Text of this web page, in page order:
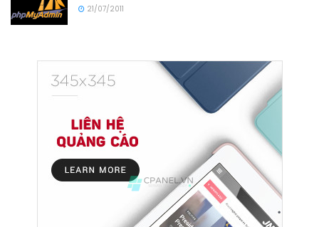
21/07/2011